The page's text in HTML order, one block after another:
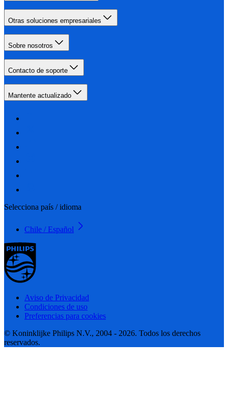
Otras soluciones empresariales
Sobre nosotros
Contacto de soporte
Mantente actualizado
Selecciona país / idioma
Chile / Español
Aviso de Privacidad
Condiciones de uso
Preferencias para cookies
© Koninklijke Philips N.V., 2004 - 2026. Todos los derechos
reservados.